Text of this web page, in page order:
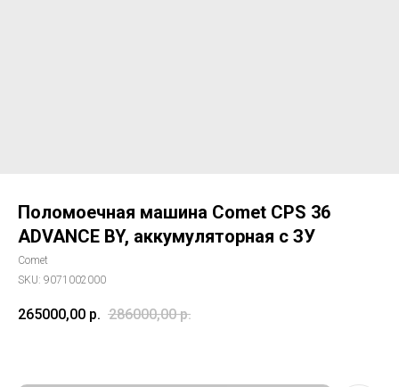
Поломоечная машина Comet CPS 36
ADVANCE BY, аккумуляторная с ЗУ
Comet
SKU: 9071002000
265000,00 р. 286000,00 р.